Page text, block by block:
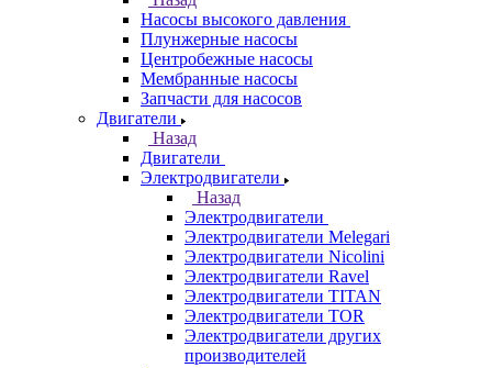
Насосы высокого давления
Плунжерные насосы
Центробежные насосы
Мембранные насосы
Запчасти для насосов
Двигатели
Назад
Двигатели
Электродвигатели
Назад
Электродвигатели
Электродвигатели Melegari
Электродвигатели Nicolini
Электродвигатели Ravel
Электродвигатели TITAN
Электродвигатели TOR
Электродвигатели других
производителей